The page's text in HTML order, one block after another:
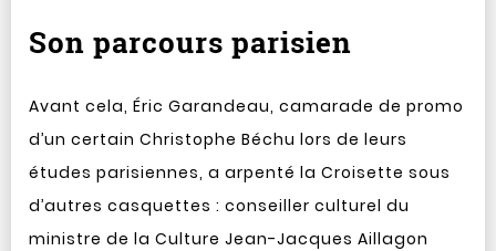
Son parcours parisien
Avant cela, Éric Garandeau, camarade de promo
d’un certain Christophe Béchu lors de leurs
études parisiennes, a arpenté la Croisette sous
d’autres casquettes : conseiller culturel du
ministre de la Culture Jean-Jacques Aillagon